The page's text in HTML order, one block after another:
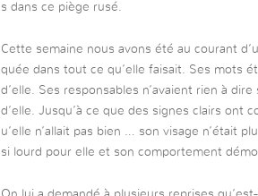
s dans ce piège rusé.
Cette semaine nous avons été au courant
quée dans tout ce qu’elle faisait. Ses mots
d’elle. Ses responsables n’avaient rien à
d’elle. Jusqu’à ce que des signes clairs ont
u’elle n’allait pas bien … son visage n’était
si lourd pour elle et son comportement